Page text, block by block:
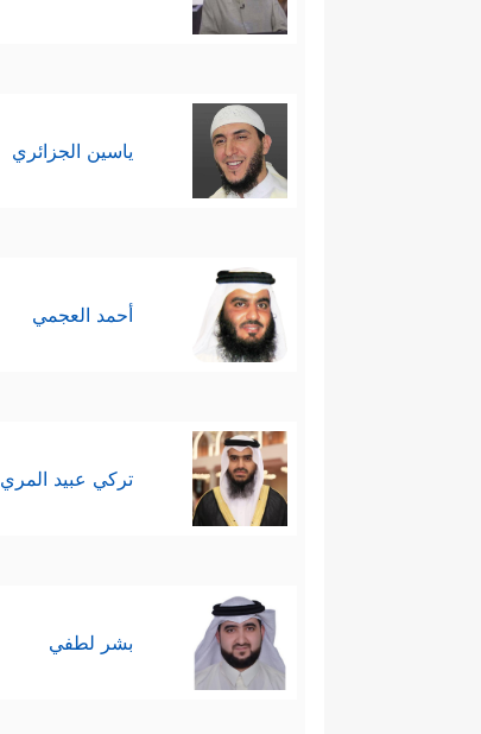
ياسين الجزائري
أحمد العجمي
تركي عبيد المري
بشر لطفي